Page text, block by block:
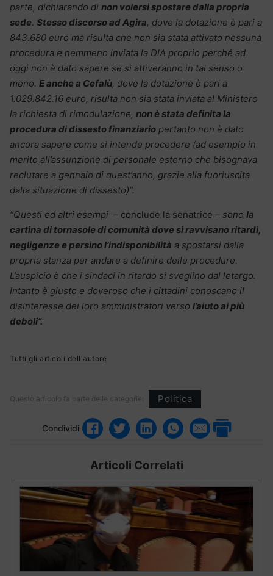
parte, dichiarando di non volersi spostare dalla propria
sede. Stesso discorso ad Agira, dove la dotazione è pari a
843.680 euro ma risulta che non sia stata attivato nessuna
procedura e nemmeno inviata la DIA proprio perché ad
oggi non è dato sapere se si attiveranno in tal senso o
meno. E anche a Cefalù, dove la dotazione è pari a
1.029.842.16 euro, risulta non sia stata inviata al Ministero
la richiesta di rimodulazione, non è stata definita la
procedura di dissesto finanziario pertanto non è dato
ancora sapere come si intende procedere (ad esempio in
merito all’assunzione di personale esterno che bisognava
reclutare a gennaio di quest’anno, grazie alla fuoriuscita
dalla situazione di dissesto)”.
“Questi ed altri esempi – conclude la senatrice – sono la
cartina di tornasole di comunità dove si ravvisano ritardi,
negligenze e persino l’indisponibilità a spostarsi dalla
propria stanza per andare a definire delle procedure.
L’auspicio è che i sindaci in ritardo si sveglino dal letargo.
Intanto è giusto e doveroso che i cittadini conoscano il
disinteresse dei loro amministratori verso l’aiuto ai più
deboli”.
Tutti gli articoli dell'autore
Questo articolo fa parte delle categorie: Politica
Condividi
Articoli Correlati